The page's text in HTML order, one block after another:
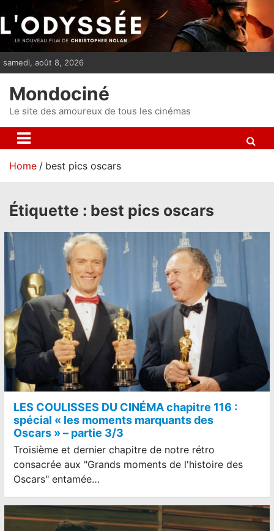
i
p
n
t
samedi, août 8, 2026
Mondociné
Le site des amoureux de tous les cinémas
Home best pics oscars
Étiquette : best pics oscars
LES COULISSES DU CINÉMA chapitre 116 :
spécial « les moments marquants des
Oscars » – partie 3/3
Troisième et dernier chapitre de notre rétro
consacrée aux "Grands moments de l'histoire des
Oscars" entamée…